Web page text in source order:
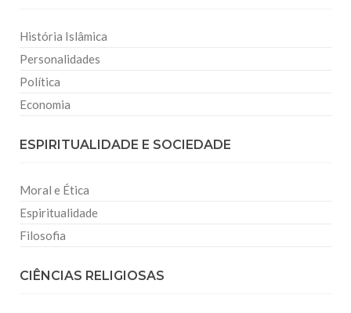
História Islâmica
Personalidades
Política
Economia
ESPIRITUALIDADE E SOCIEDADE
Moral e Ética
Espiritualidade
Filosofia
CIÊNCIAS RELIGIOSAS